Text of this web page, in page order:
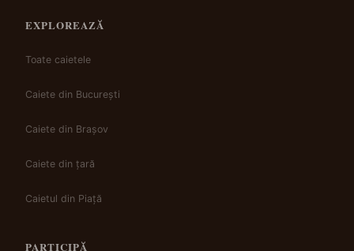
EXPLOREAZĂ
Toate caietele
Caiete din București
Caiete din Brașov
Caiete din țară
Caietul din Piață
PARTICIPĂ